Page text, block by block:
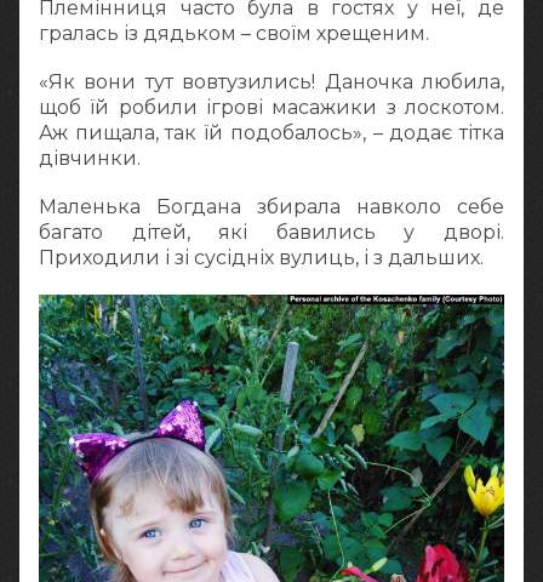
Племінниця часто була в гостях у неї, де
гралась із дядьком – своїм хрещеним.
«Як вони тут вовтузились! Даночка любила,
щоб їй робили ігрові масажики з лоскотом.
Аж пищала, так їй подобалось», – додає тітка
дівчинки.
Маленька Богдана збирала навколо себе
багато дітей, які бавились у дворі.
Приходили і зі сусідніх вулиць, і з дальших.